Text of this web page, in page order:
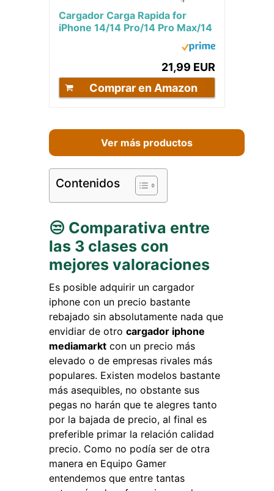
Cargador Carga Rapida for
iPhone 14/14 Pro/14 Pro Max/14
Plus/13/12/11/XS/XS MAX/XR/X,
21,99 EUR
Comprar en Amazon
Ver más productos
Contenidos
😒 Comparativa entre
las 3 clases con
mejores valoraciones
Es posible adquirir un cargador
iphone con un precio bastante
rebajado sin absolutamente nada que
envidiar de otro cargador iphone
mediamarkt con un precio más
elevado o de empresas rivales más
populares. Existen modelos bastante
más asequibles, no obstante sus
pegas no harán que te alegres tanto
por la bajada de precio, al final es
preferible primar la relación calidad
precio. Como no podía ser de otra
manera en Equipo Gamer
entendemos que entre tantas